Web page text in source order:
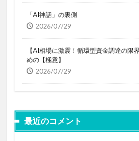
「AI神話」の裏側
2026/07/29
【AI相場に激震！循環型資金調達の
めの【極意】
2026/07/29
最近のコメント